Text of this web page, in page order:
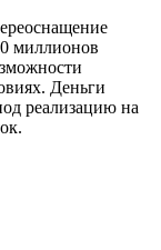
миллионов
Деньги
реализацию на